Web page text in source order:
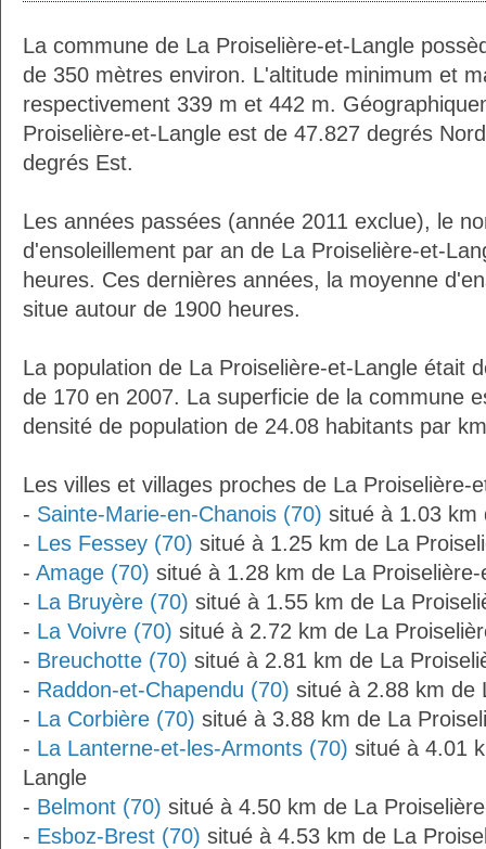
La commune de La Proiselière-et-Langle
de 350 mètres environ. L'altitude minimum et
respectivement 339 m et 442 m.
Proiselière-et-Langle est de 47.827 degrés
degrés Est.
Les années passées (année 2011 exclue), le
d'ensoleillement par an de La Proiselière-et-
heures. Ces dernières années, la moyenne
situe autour de 1900 heures.
La population de La Proiselière-et-Langle était
de 170 en 2007. La superficie de la commune
densité de population de 24.08 habitants par
Les villes et villages proches de La Proiselière-
- Sainte-Marie-en-Chanois (70) situé à 1.03 km
- Les Fessey (70) situé à 1.25 km de La
- Amage (70) situé à 1.28 km de La Proiselière-
- La Bruyère (70) situé à 1.55 km de La
- La Voivre (70) situé à 2.72 km de La
- Breuchotte (70) situé à 2.81 km de La
- Raddon-et-Chapendu (70) situé à 2.88 km de
- La Corbière (70) situé à 3.88 km de La
- La Lanterne-et-les-Armonts (70) situé à 4.01
Langle
- Belmont (70) situé à 4.50 km de La
- Esboz-Brest (70) situé à 4.53 km de La